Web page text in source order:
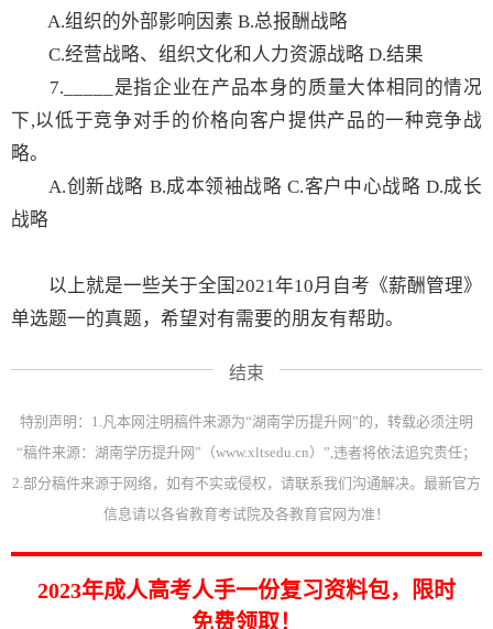
A.组织的外部影响因素 B.总报酬战略
C.经营战略、组织文化和人力资源战略 D.结果
7._____是指企业在产品本身的质量大体相同的情况
下,以低于竞争对手的价格向客户提供产品的一种竞争战
略。
A.创新战略 B.成本领袖战略 C.客户中心战略 D.成长
战略
以上就是一些关于全国2021年10月自考《薪酬管理》
单选题一的真题，希望对有需要的朋友有帮助。
结束
特别声明：1.凡本网注明稿件来源为“湖南学历提升网”的，转载必须注明
“稿件来源：湖南学历提升网”（www.xltsedu.cn）”,违者将依法追究责任；
2.部分稿件来源于网络，如有不实或侵权，请联系我们沟通解决。最新官方
信息请以各省教育考试院及各教育官网为准！
2023年成人高考人手一份复习资料包，限时
免费领取！